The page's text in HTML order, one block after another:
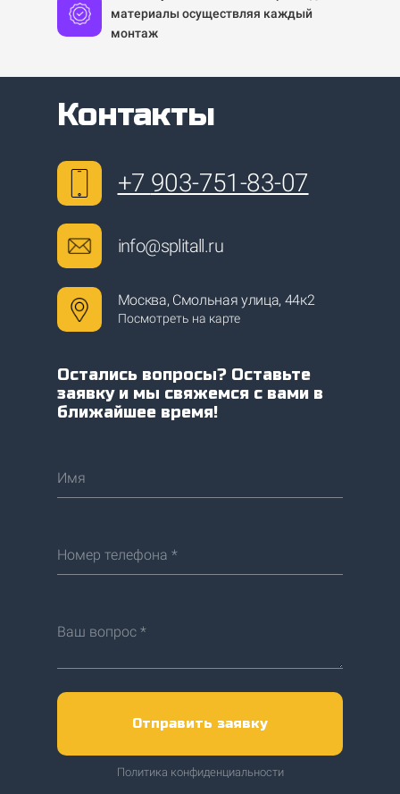
материалы осуществляя каждый
монтаж
Москва, Смольная улица, 44к2
+7 903-751-83-07
info@splitall.ru
Контакты
Остались вопросы? Оставьте
заявку и мы свяжемся с вами в
ближайшее время!
Имя
Номер телефона *
Ваш вопрос *
Отправить заявку
Политика конфиденциальности
Посмотреть на карте